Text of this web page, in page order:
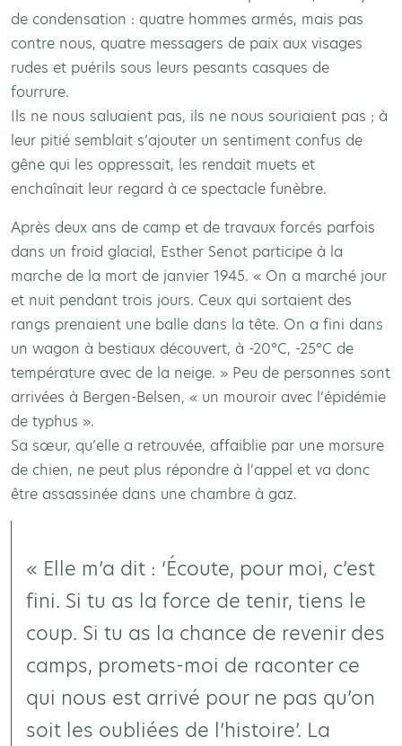
de condensation : quatre hommes armés, mais pas
contre nous, quatre messagers de paix aux visages
rudes et puérils sous leurs pesants casques de
fourrure.
Ils ne nous saluaient pas, ils ne nous souriaient pas ; à
leur pitié semblait s’ajouter un sentiment confus de
gêne qui les oppressait, les rendait muets et
enchaînait leur regard à ce spectacle funèbre.
Après deux ans de camp et de travaux forcés parfois
dans un froid glacial, Esther Senot participe à la
marche de la mort de janvier 1945. « On a marché jour
et nuit pendant trois jours. Ceux qui sortaient des
rangs prenaient une balle dans la tête. On a fini dans
un wagon à bestiaux découvert, à -20°C, -25°C de
température avec de la neige. » Peu de personnes sont
arrivées à Bergen-Belsen, « un mouroir avec l’épidémie
de typhus ».
Sa sœur, qu’elle a retrouvée, affaiblie par une morsure
de chien, ne peut plus répondre à l’appel et va donc
être assassinée dans une chambre à gaz.
« Elle m’a dit : ‘Écoute, pour moi, c’est
fini. Si tu as la force de tenir, tiens le
coup. Si tu as la chance de revenir des
camps, promets-moi de raconter ce
qui nous est arrivé pour ne pas qu’on
soit les oubliées de l’histoire’. La